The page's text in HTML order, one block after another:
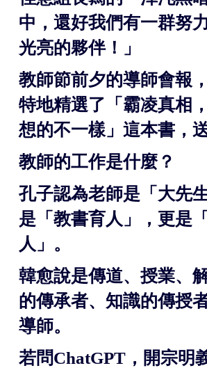
中，還好我們有一群努
光亮的夥伴！」
教師節前夕的導師會報
特地精選了「霸凌真相
想的不一樣」這本書，
教師的工作是什麼？
孔子認為老師是「大先
是「教書育人」，更是
人」。
韓愈說是傳道、授業、
的傳承者、知識的傳授
導師。
若問ChatGPT，開宗明